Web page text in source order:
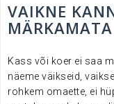
VAIKNE
Kass või koer ei saa
näeme väikseid,
rohkem omaette, ei